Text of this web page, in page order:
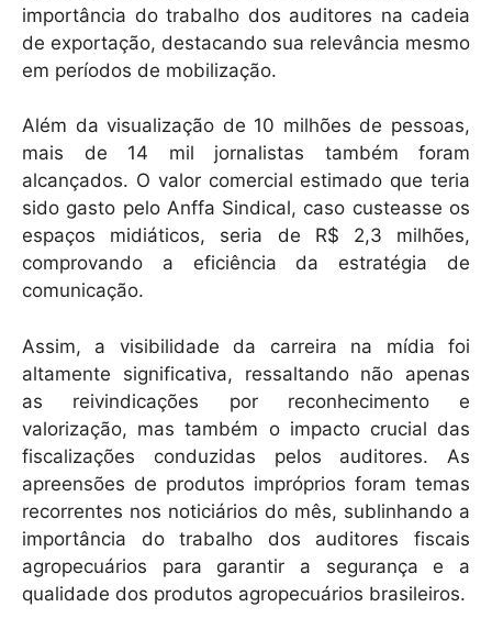
importância do trabalho dos auditores na cadeia
de exportação, destacando sua relevância mesmo
em períodos de mobilização.
Além da visualização de 10 milhões de pessoas,
mais de 14 mil jornalistas também foram
alcançados. O valor comercial estimado que teria
sido gasto pelo Anffa Sindical, caso custeasse os
espaços midiáticos, seria de R$ 2,3 milhões,
comprovando a eficiência da estratégia de
comunicação.
Assim, a visibilidade da carreira na mídia foi
altamente significativa, ressaltando não apenas
as reivindicações por reconhecimento e
valorização, mas também o impacto crucial das
fiscalizações conduzidas pelos auditores. As
apreensões de produtos impróprios foram temas
recorrentes nos noticiários do mês, sublinhando a
importância do trabalho dos auditores fiscais
agropecuários para garantir a segurança e a
qualidade dos produtos agropecuários brasileiros.